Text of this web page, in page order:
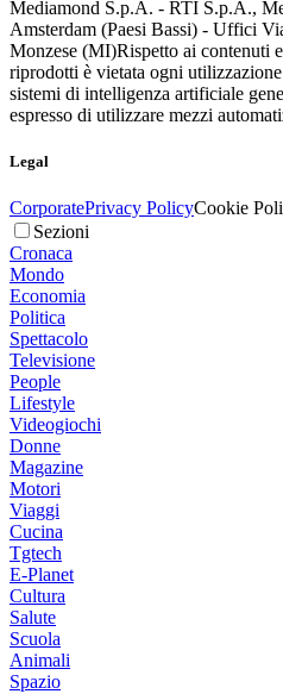
Mediamond S.p.A. - RTI S.p.A.,
Amsterdam (Paesi Bassi) - Uffici
Monzese (MI)Rispetto ai contenuti
riprodotti è vietata ogni
sistemi di intelligenza artificiale
espresso di utilizzare mezzi
Legal
CorporatePrivacy PolicyCookie
Sezioni
Cronaca
Mondo
Economia
Politica
Spettacolo
Televisione
People
Lifestyle
Videogiochi
Donne
Magazine
Motori
Viaggi
Cucina
Tgtech
E-Planet
Cultura
Salute
Scuola
Animali
Spazio